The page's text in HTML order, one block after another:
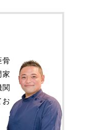
骨
家
関
お